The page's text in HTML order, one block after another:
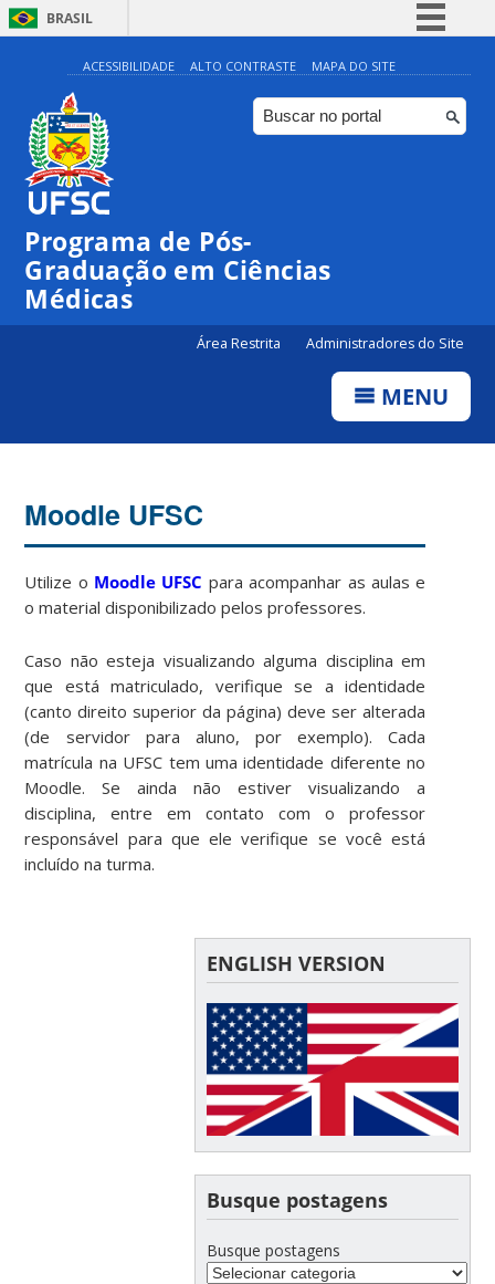
BRASIL
Simplifique!
Comunica BR
Participe
ACESSIBILIDADE ALTO CONTRASTE MAPA DO SITE
Programa de Pós-
Graduação em Ciências
Médicas
Área Restrita Administradores do Site
MENU
Moodle UFSC
Utilize o Moodle UFSC para acompanhar as aulas e
o material disponibilizado pelos professores.
Caso não esteja visualizando alguma disciplina em
que está matriculado, verifique se a identidade
(canto direito superior da página) deve ser alterada
(de servidor para aluno, por exemplo). Cada
matrícula na UFSC tem uma identidade diferente no
Moodle. Se ainda não estiver visualizando a
disciplina, entre em contato com o professor
responsável para que ele verifique se você está
incluído na turma.
ENGLISH VERSION
Busque postagens
Busque postagens